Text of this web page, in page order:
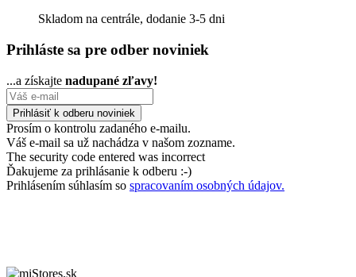
Skladom na centrále, dodanie 3-5 dni
Prihláste sa pre odber noviniek
...a získajte nadupané zľavy!
Prosím o kontrolu zadaného e-mailu.
Váš e-mail sa už nachádza v našom zozname.
The security code entered was incorrect
Ďakujeme za prihlásanie k odberu :-)
Prihlásením súhlasím so spracovaním osobných údajov.